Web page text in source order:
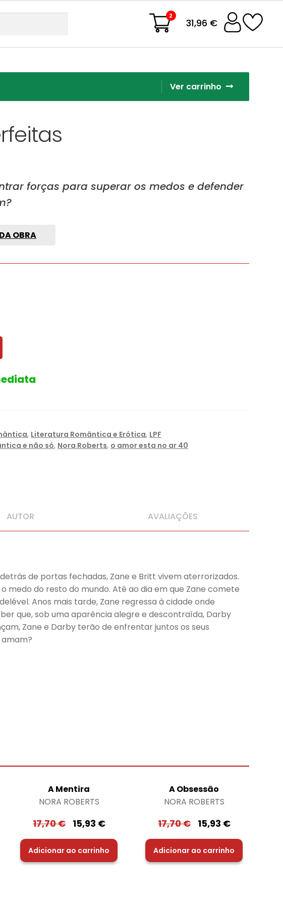
2
31,96 €
Ver carrinho
forças para superar os medos e defender
OBRA
, Literatura Romântica e Erótica, LPF
e não só, Nora Roberts, o amor esta no ar 40
AUTOR AVALIAÇÕES
de portas fechadas, Zane e Britt vivem aterrorizados.
do resto do mundo. Até ao dia em que Zane comete
Anos mais tarde, Zane regressa à cidade onde
que, sob uma aparência alegre e descontraída, Darby
Zane e Darby terão de enfrentar juntos os seus
A Mentira
NORA ROBERTS
17,70€ 15,93 €
Adicionar ao carrinho
A Obsessão
NORA ROBERTS
17,70€ 15,93 €
Adicionar ao carrinho